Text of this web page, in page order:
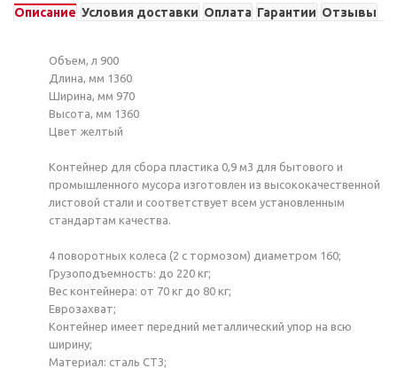
Описание Условия доставки Оплата Гарантии Отзывы
Объем, л 900
Длина, мм 1360
Ширина, мм 970
Высота, мм 1360
Цвет желтый
Контейнер для сбора пластика 0,9 м3 для бытового и
промышленного мусора изготовлен из высококачественной
листовой стали и соответствует всем установленным
стандартам качества.
4 поворотных колеса (2 с тормозом) диаметром 160;
Грузоподъемность: до 220 кг;
Вес контейнера: от 70 кг до 80 кг;
Еврозахват;
Контейнер имеет передний металлический упор на всю
ширину;
Материал: сталь СТ3;